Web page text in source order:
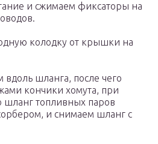
и сжимаем фиксаторы на
колодку от крышки на
вдоль шланга, после чего
кончики хомута, при
шланг топливных паров
и снимаем шланг с